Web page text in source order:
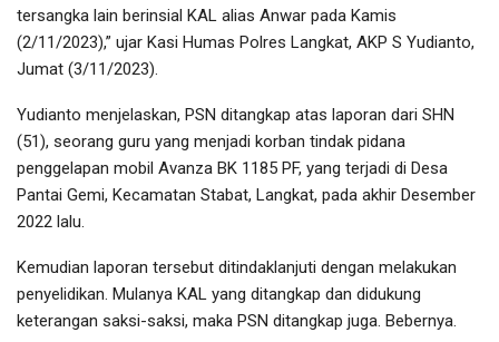
tersangka lain berinsial KAL alias Anwar pada Kamis
(2/11/2023),” ujar Kasi Humas Polres Langkat, AKP S Yudianto,
Jumat (3/11/2023).
Yudianto menjelaskan, PSN ditangkap atas laporan dari SHN
(51), seorang guru yang menjadi korban tindak pidana
penggelapan mobil Avanza BK 1185 PF, yang terjadi di Desa
Pantai Gemi, Kecamatan Stabat, Langkat, pada akhir Desember
2022 lalu.
Kemudian laporan tersebut ditindaklanjuti dengan melakukan
penyelidikan. Mulanya KAL yang ditangkap dan didukung
keterangan saksi-saksi, maka PSN ditangkap juga. Bebernya.